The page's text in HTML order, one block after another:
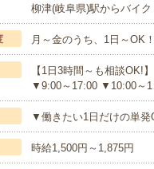
柳津(岐阜県)駅からバイ
月～金のうち、1日～OK！
【1日3時間～も相談OK!
▼9:00～17:00 ▼10:00～
▼働きたい1日だけの単
時給1,500円～1,875円